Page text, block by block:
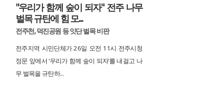
"우리가 함께 숲이 되자" 전주 나무
벌목 규탄에 힘 모...
전주천, 덕진공원 등 잇단 벌목 비판
전주지역 시민단체가 26일 오전 11시 전주시청
정문 앞에서 ‘우리가 함께 숲이 되자’를 내걸고 나
무 벌목을 규탄하...